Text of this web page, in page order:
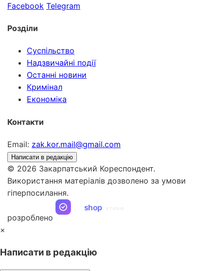
Facebook Telegram
Розділи
Суспільство
Надзвичайні події
Останні новини
Кримінал
Економіка
Контакти
Email: zak.kor.mail@gmail.com
Написати в редакцію
© 2026 Закарпатський Кореспондент.
Використання матеріалів дозволено за умови
гіперпосилання.
розроблено
shop STUDIO
×
Написати в редакцію